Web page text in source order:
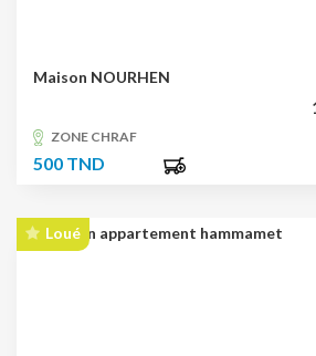
Maison NOURHEN
ZONE CHRAF
500 TND
Loué